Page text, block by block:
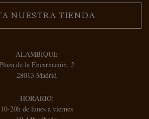
NUESTRA TIENDA
ALAMBIQUE
de la Encarnación, 2
28013 Madrid
HORARIO:
10-20h de lunes a viernes